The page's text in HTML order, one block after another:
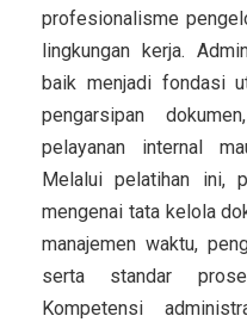
profesionalisme
lingkungan kerja.
baik menjadi fondasi
pengarsipan
pelayanan internal
Melalui pelatihan ini,
mengenai tata kelola
manajemen waktu,
serta standar
Kompetensi